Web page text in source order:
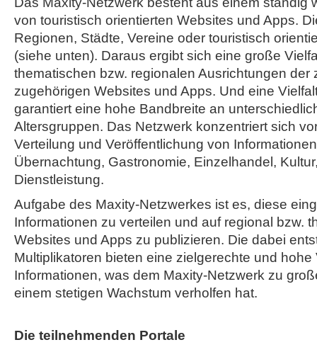
von touristisch orientierten Websites und Apps.
Regionen, Städte, Vereine oder touristisch
(siehe unten). Daraus ergibt sich eine große
thematischen bzw. regionalen Ausrichtungen der
zugehörigen Websites und Apps. Und eine
garantiert eine hohe Bandbreite an
Altersgruppen. Das Netzwerk konzentriert sich
Verteilung und Veröffentlichung von
Übernachtung, Gastronomie, Einzelhandel,
Dienstleistung.
Aufgabe des Maxity-Netzwerkes ist es, diese
Informationen zu verteilen und auf regional bzw.
Websites und Apps zu publizieren. Die dabei
Multiplikatoren bieten eine zielgerechte und hohe
Informationen, was dem Maxity-Netzwerk zu
einem stetigen Wachstum verholfen hat.
Die teilnehmenden Portale